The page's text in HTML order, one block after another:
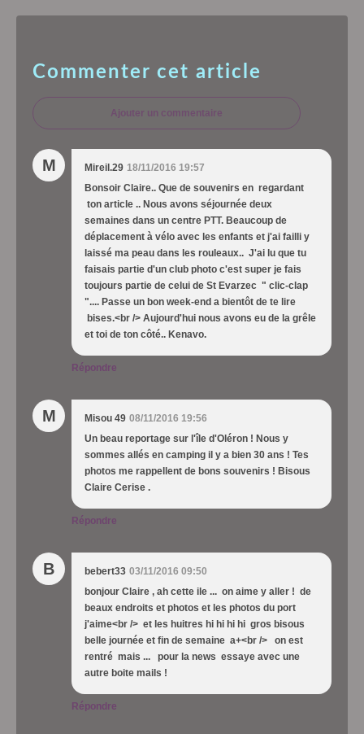
Commenter cet article
Ajouter un commentaire
M Mireil.29 18/11/2016 19:57
Bonsoir Claire.. Que de souvenirs en regardant
ton article .. Nous avons séjournée deux
semaines dans un centre PTT. Beaucoup de
déplacement à vélo avec les enfants et j'ai failli y
laissé ma peau dans les rouleaux.. J'ai lu que tu
faisais partie d'un club photo c'est super je fais
toujours partie de celui de St Evarzec " clic-clap
".... Passe un bon week-end a bientôt de te lire
bises.<br /> Aujourd'hui nous avons eu de la grêle
et toi de ton côté.. Kenavo.
Répondre
M Misou 49 08/11/2016 19:56
Un beau reportage sur l'île d'Oléron ! Nous y
sommes allés en camping il y a bien 30 ans ! Tes
photos me rappellent de bons souvenirs ! Bisous
Claire Cerise .
Répondre
B bebert33 03/11/2016 09:50
bonjour Claire , ah cette ile ... on aime y aller ! de
beaux endroits et photos et les photos du port
j'aime<br /> et les huitres hi hi hi hi gros bisous
belle journée et fin de semaine a+<br /> on est
rentré mais ... pour la news essaye avec une
autre boite mails !
Répondre